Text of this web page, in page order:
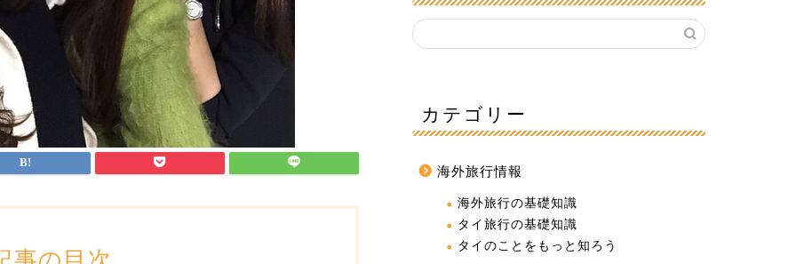
カテゴリー
海外旅行情報
海外旅行の基礎知識
タイ旅行の基礎知識
タイのことをもっと知ろう